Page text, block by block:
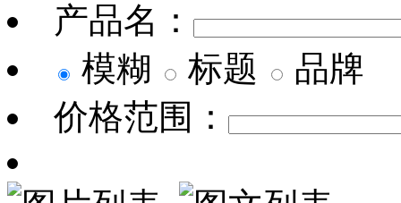
产品名：
模糊
标题
品牌
价格范围：